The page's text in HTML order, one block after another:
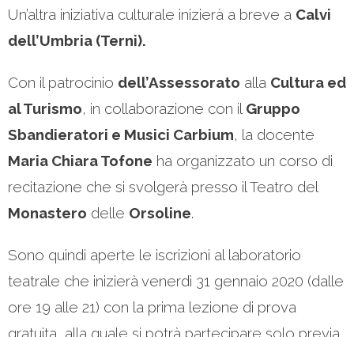
Un’altra iniziativa culturale inizierà a breve a Calvi
dell’Umbria (Terni).
Con il patrocinio dell’Assessorato alla Cultura ed
al Turismo, in collaborazione con il Gruppo
Sbandieratori e Musici Carbium, la docente
Maria Chiara Tofone ha organizzato un corso di
recitazione che si svolgerà presso il Teatro del
Monastero delle Orsoline.
Sono quindi aperte le iscrizioni al laboratorio
teatrale che inizierà venerdì 31 gennaio 2020 (dalle
ore 19 alle 21) con la prima lezione di prova
gratuita, alla quale si potrà partecipare solo previa